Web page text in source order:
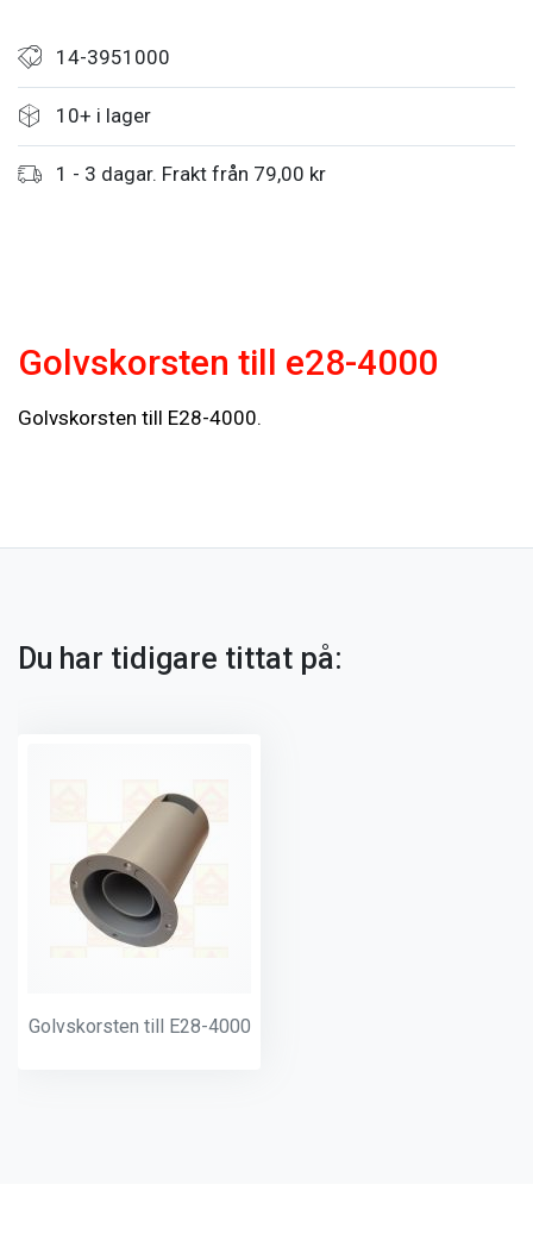
14-3951000
10+ i lager
1 - 3 dagar. Frakt från 79,00 kr
Golvskorsten till e28-4000
Golvskorsten till E28-4000.
Du har tidigare tittat på:
Golvskorsten till E28-4000